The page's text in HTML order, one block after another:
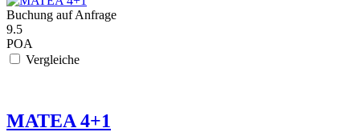
Buchung auf Anfrage
9.5
POA
Vergleiche
MATEA 4+1